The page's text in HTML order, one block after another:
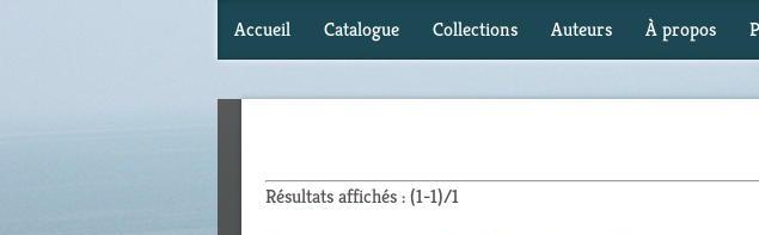
Accueil Catalogue Collections Auteurs À propos
Résultats affichés : (1-1)/1